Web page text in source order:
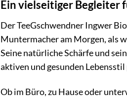
Ein vielseitiger Begleiter
Der TeeGschwendner Ingwer
Muntermacher am Morgen, als
Seine natürliche Schärfe und
aktiven und gesunden Lebensstil
Ob im Büro, zu Hause oder